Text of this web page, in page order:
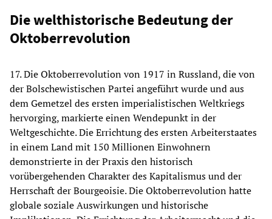
Die welthistorische Bedeutung der
Oktoberrevolution
17. Die Oktoberrevolution von 1917 in Russland, die von
der Bolschewistischen Partei angeführt wurde und aus
dem Gemetzel des ersten imperialistischen Weltkriegs
hervorging, markierte einen Wendepunkt in der
Weltgeschichte. Die Errichtung des ersten Arbeiterstaates
in einem Land mit 150 Millionen Einwohnern
demonstrierte in der Praxis den historisch
vorübergehenden Charakter des Kapitalismus und der
Herrschaft der Bourgeoisie. Die Oktoberrevolution hatte
globale soziale Auswirkungen und historische